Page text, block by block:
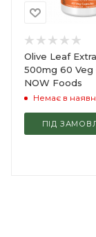
Olive Leaf
500mg 60 Veg
NOW Foods
Немає в
ПІД